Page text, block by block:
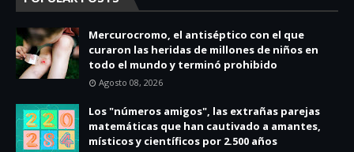
Mercurocromo, el antiséptico con el que
curaron las heridas de millones de niños en
todo el mundo y terminó prohibido
Agosto 08, 2026
Los "números amigos", las extrañas parejas
matemáticas que han cautivado a amantes,
místicos y científicos por 2.500 años